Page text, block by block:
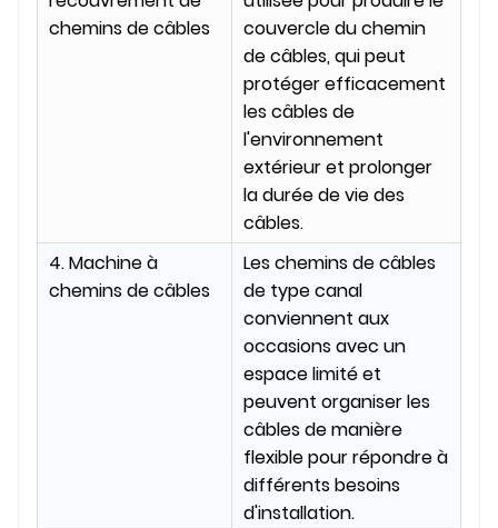
chemins de câbles
couvercle du chemin
de câbles, qui peut
protéger efficacement
les câbles de
l'environnement
extérieur et prolonger
la durée de vie des
câbles.
4. Machine à
chemins de câbles
Les chemins de câbles
de type canal
conviennent aux
occasions avec un
espace limité et
peuvent organiser les
câbles de manière
flexible pour répondre à
différents besoins
d'installation.